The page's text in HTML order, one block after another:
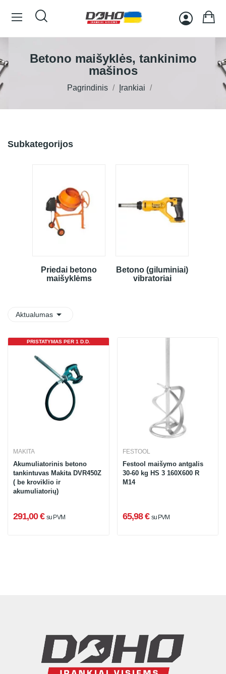
Betono maišyklės, tankinimo
mašinos
Pagrindinis Įrankiai
Subkategorijos
Priedai betono
maišyklėms
Betono (giluminiai)
vibratoriai
Aktualumas 
PRISTATYMAS PER 1 D.D.
MAKITA
Akumuliatorinis betono
tankintuvas Makita DVR450Z
( be kroviklio ir
akumuliatorių)
291,00 € su PVM
FESTOOL
Festool maišymo antgalis
30-60 kg HS 3 160X600 R
M14
65,98 € su PVM